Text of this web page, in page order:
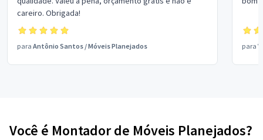
careiro. Obrigada!
para Antônio Santos /Móveis Planejados para
Você é Montador de Móveis Planejados?